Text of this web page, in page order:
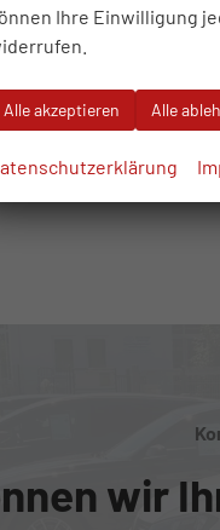
€
19% MwSt.
2 -Emissionen:154,00 g/
wir
Ihre Einwilligung
Alle akzeptieren Alle